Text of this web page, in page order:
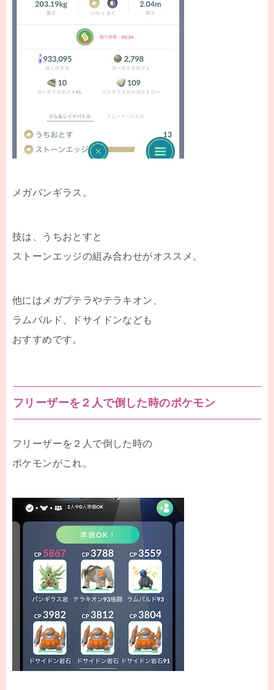
メガバンギラス。
技は、うちおとすと
ストーンエッジの組み合わせがオススメ。
他にはメガプテラやテラキオン、
ラムパルド、ドサイドンなども
おすすめです。
フリーザーを２人で倒した時のポケモン
フリーザーを２人で倒した時の
ポケモンがこれ。